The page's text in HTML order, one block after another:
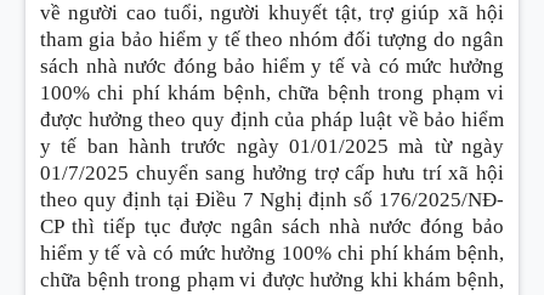
về người cao tuổi, người khuyết tật, trợ giúp xã hội
tham gia bảo hiểm y tế theo nhóm đối tượng do ngân
sách nhà nước đóng bảo hiểm y tế và có mức hưởng
100% chi phí khám bệnh, chữa bệnh trong phạm vi
được hưởng theo quy định của pháp luật về bảo hiểm
y tế ban hành trước ngày 01/01/2025 mà từ ngày
01/7/2025 chuyển sang hưởng trợ cấp hưu trí xã hội
theo quy định tại Điều 7 Nghị định số 176/2025/NĐ-
CP thì tiếp tục được ngân sách nhà nước đóng bảo
hiểm y tế và có mức hưởng 100% chi phí khám bệnh,
chữa bệnh trong phạm vi được hưởng khi khám bệnh,